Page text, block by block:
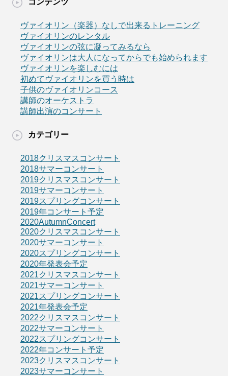
ヴァイオリン（楽器）なしで出来るトレーニング
ヴァイオリンのレンタル
ヴァイオリンの弦に凝ってみるなら
ヴァイオリンは大人になってからでも始められます
ヴァイオリンを楽しむには
初めてヴァイオリンを買う時は
子供のヴァイオリンコース
講師のオーケストラ
講師出演のコンサート
カテゴリー
2018クリスマスコンサート
2018サマーコンサート
2019クリスマスコンサート
2019サマーコンサート
2019スプリングコンサート
2019年コンサート予定
2020AutumnConcert
2020クリスマスコンサート
2020サマーコンサート
2020スプリングコンサート
2020年発表会予定
2021クリスマスコンサート
2021サマーコンサート
2021スプリングコンサート
2021年発表会予定
2022クリスマスコンサート
2022サマーコンサート
2022スプリングコンサート
2022年コンサート予定
2023クリスマスコンサート
2023サマーコンサート